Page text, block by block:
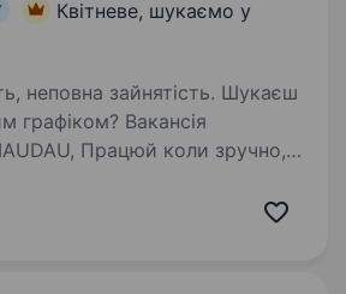
Квітневе, шукаємо у
зайнятість. Шукаєш
Вакансія
Працюй коли зручно,
на сучасний склад.